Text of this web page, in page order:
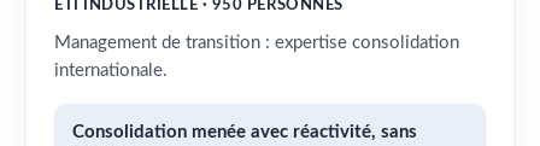
ETI INDUSTRIELLE · 950 PERSONNES
Management de transition : expertise consolidation
internationale.
Consolidation menée avec réactivité, sans